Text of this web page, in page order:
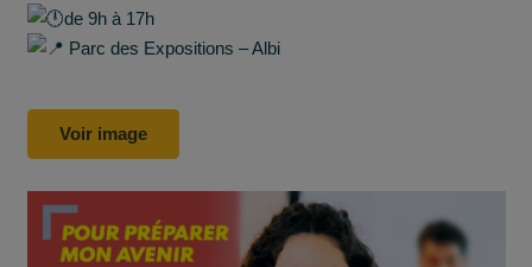
de 9h à 17h
Parc des Expositions – Albi
Voir image